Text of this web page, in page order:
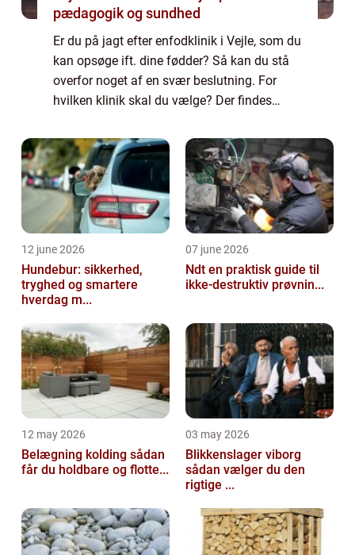
pædagogik og sundhed
Er du på jagt efter enfodklinik i Vejle, som du
kan opsøge ift. dine fødder? Så kan du stå
overfor noget af en svær beslutning. For
hvilken klinik skal du vælge? Der findes
henvendelse til. Vi kommer til at hjælpe...
12 june 2026
Hundebur: sikkerhed,
tryghed og smartere
hverdag m...
07 june 2026
Ndt en praktisk guide til
ikke-destruktiv prøvnin...
12 may 2026
Belægning kolding sådan
får du holdbare og flotte...
03 may 2026
Blikkenslager viborg
sådan vælger du den
rigtige ...